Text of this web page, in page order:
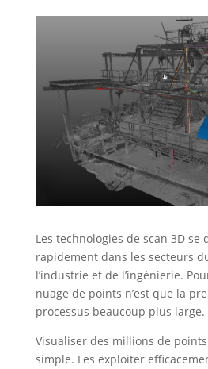
Les technologies de scan 3D se
rapidement dans les secteurs
l’industrie et de l’ingénierie.
nuage de points n’est que la
processus beaucoup plus large.
Visualiser des millions de
simple. Les exploiter